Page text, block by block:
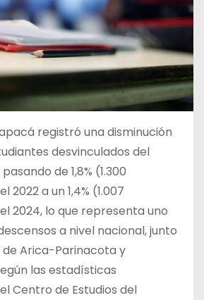
registró una disminución
desvinculados del
de 1,8% (1.300
2022 a un 1,4% (1.007
2024, lo que representa uno
a nivel nacional, junto
de Arica-Parinacota y
las estadísticas
Centro de Estudios del